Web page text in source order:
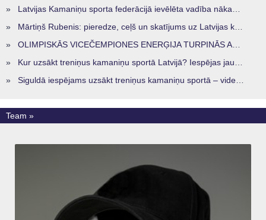
» Latvijas Kamaniņu sporta federācijā ievēlēta vadība nākamajam četru gadu termiņam
» Mārtiņš Rubenis: pieredze, ceļš un skatījums uz Latvijas kamaniņu sportu
» OLIMPISKĀS VICEČEMPIONES ENERĢIJA TURPINĀS ARĪ STARPSEZONĀ
» Kur uzsākt treniņus kamaniņu sportā Latvijā? Iespējas jaunajiem sportistiem visos reģionos
» Siguldā iespējams uzsākt treniņus kamaniņu sportā – vide, kur veidojas nākamā sportistu paaudze
Team »